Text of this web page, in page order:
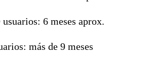
6 meses aprox.
más de 9 meses